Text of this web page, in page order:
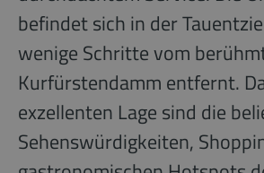
befindet sich in der
wenige Schritte vom
Kurfürstendamm entfernt.
exzellenten Lage sind die
Sehenswürdigkeiten,